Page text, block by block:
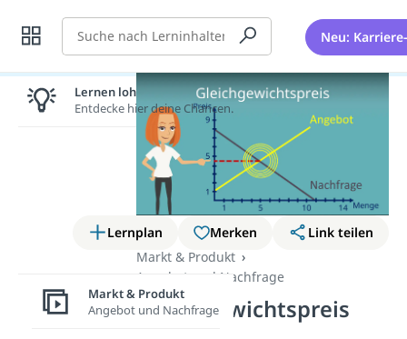
Suche Neu:
Lernplan Merken
Link teilen
Markt & Produkt
Angebot und Nachfrage
Gleichgewichtspreis
Lernen lohnt sich!
Entdecke hier deine Chancen.
Markt & Produkt
Angebot und Nachfrage